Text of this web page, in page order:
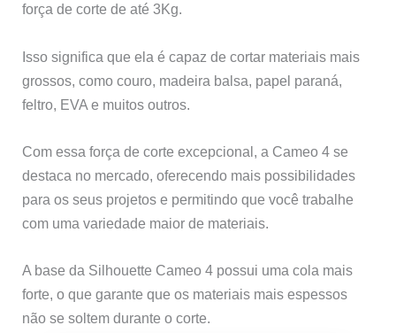
força de corte de até 3Kg.
Isso significa que ela é capaz de cortar materiais mais
grossos, como couro, madeira balsa, papel paraná,
feltro, EVA e muitos outros.
Com essa força de corte excepcional, a Cameo 4 se
destaca no mercado, oferecendo mais possibilidades
para os seus projetos e permitindo que você trabalhe
com uma variedade maior de materiais.
A base da Silhouette Cameo 4 possui uma cola mais
forte, o que garante que os materiais mais espessos
não se soltem durante o corte.